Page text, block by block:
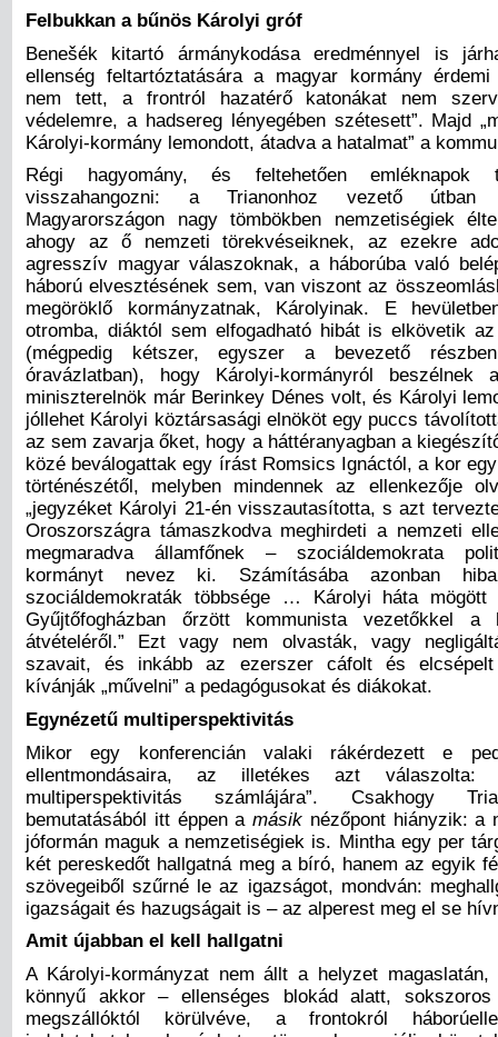
Felbukkan a bűnös Károlyi gróf
Benešék kitartó ármánykodása eredménnyel is
ellenség feltartóztatására a magyar kormány érdemi
nem tett, a frontról hazatérő katonákat nem
védelemre, a hadsereg lényegében szétesett”. Majd
Károlyi-kormány lemondott, átadva a hatalmat” a
Régi hagyomány, és feltehetően emléknapok
visszahangozni: a Trianonhoz vezető útban
Magyarországon nagy tömbökben nemzetiségiek
ahogy az ő nemzeti törekvéseiknek, az ezekre
agresszív magyar válaszoknak, a háborúba való
háború elvesztésének sem, van viszont az
megöröklő kormányzatnak, Károlyinak. E
otromba, diáktól sem elfogadható hibát is elkövetik
(mégpedig kétszer, egyszer a bevezető
óravázlatban), hogy Károlyi-kormányról beszélnek
miniszterelnök már Berinkey Dénes volt, és Károlyi
jóllehet Károlyi köztársasági elnököt egy puccs
az sem zavarja őket, hogy a háttéranyagban a
közé beválogattak egy írást Romsics Ignáctól, a kor
történészétől, melyben mindennek az ellenkezője
„jegyzéket Károlyi 21-én visszautasította, s azt
Oroszországra támaszkodva meghirdeti a nemzeti
megmaradva államfőnek – szociáldemokrata
kormányt nevez ki. Számításába azonban
szociáldemokraták többsége … Károlyi háta mögött
Gyűjtőfogházban őrzött kommunista vezetőkkel a
átvételéről.” Ezt vagy nem olvasták, vagy
szavait, és inkább az ezerszer cáfolt és elcsépelt
kívánják „művelni” a pedagógusokat és diákokat.
Egynézetű multiperspektivitás
Mikor egy konferencián valaki rákérdezett e
ellentmondásaira, az illetékes azt
multiperspektivitás számlájára”. Csakhogy
bemutatásából itt éppen a másik nézőpont hiányzik: a
jóformán maguk a nemzetiségiek is. Mintha egy per
két pereskedőt hallgatná meg a bíró, hanem az egyik
szövegeiből szűrné le az igazságot, mondván:
igazságait és hazugságait is – az alperest meg el se
Amit újabban el kell hallgatni
A Károlyi-kormányzat nem állt a helyzet
könnyű akkor – ellenséges blokád alatt,
megszállóktól körülvéve, a frontokról